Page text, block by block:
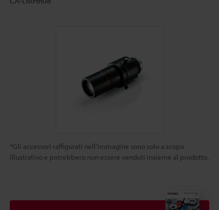
*Gli accessori raffigurati nell'immagine sono solo a scopo
illustrativo e potrebbero non essere venduti insieme al prodotto.